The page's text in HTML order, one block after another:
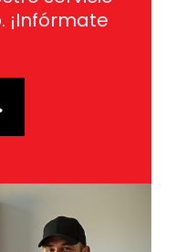
¡Infórmate